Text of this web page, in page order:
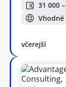
31 000
včerejší